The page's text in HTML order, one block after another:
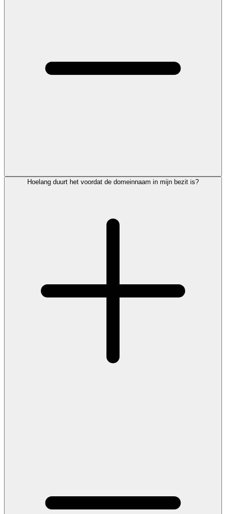
Hoelang duurt het voordat de domeinnaam in mijn bezit is?